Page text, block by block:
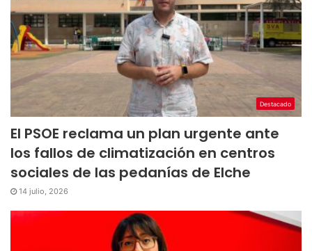
Destacado
El PSOE reclama un plan urgente ante
los fallos de climatización en centros
sociales de las pedanías de Elche
14 julio, 2026